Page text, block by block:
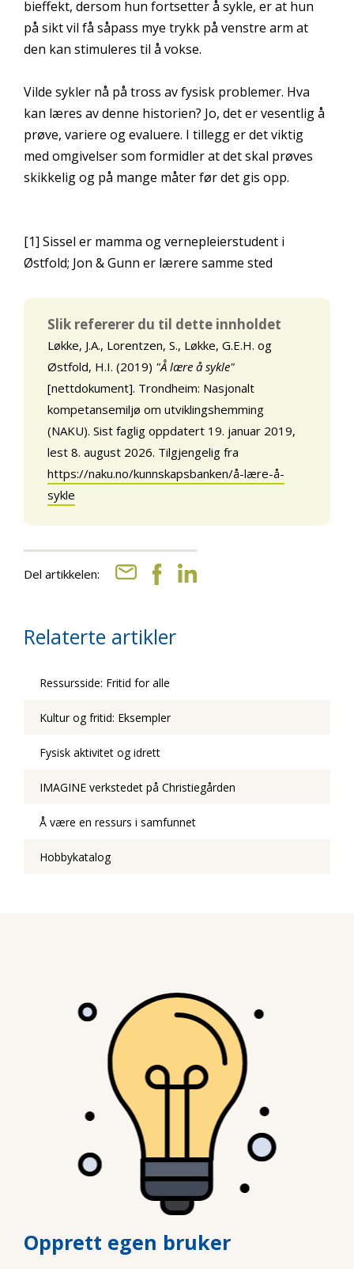
bieffekt, dersom hun fortsetter å sykle, er at hun
på sikt vil få såpass mye trykk på venstre arm at
den kan stimuleres til å vokse.
Vilde sykler nå på tross av fysisk problemer. Hva
kan læres av denne historien? Jo, det er vesentlig å
prøve, variere og evaluere. I tillegg er det viktig
med omgivelser som formidler at det skal prøves
skikkelig og på mange måter før det gis opp.
[1] Sissel er mamma og vernepleierstudent i
Østfold; Jon & Gunn er lærere samme sted
Slik refererer du til dette innholdet
Løkke, J.A., Lorentzen, S., Løkke, G.E.H. og
Østfold, H.I. (2019) "Å lære å sykle"
[nettdokument]. Trondheim: Nasjonalt
kompetansemiljø om utviklingshemming
(NAKU). Sist faglig oppdatert 19. januar 2019,
lest 8. august 2026. Tilgjengelig fra
https://naku.no/kunnskapsbanken/å-lære-å-
sykle
Del artikkelen:
Relaterte artikler
Ressursside: Fritid for alle
Kultur og fritid: Eksempler
Fysisk aktivitet og idrett
IMAGINE verkstedet på Christiegården
Å være en ressurs i samfunnet
Hobbykatalog
Opprett egen bruker